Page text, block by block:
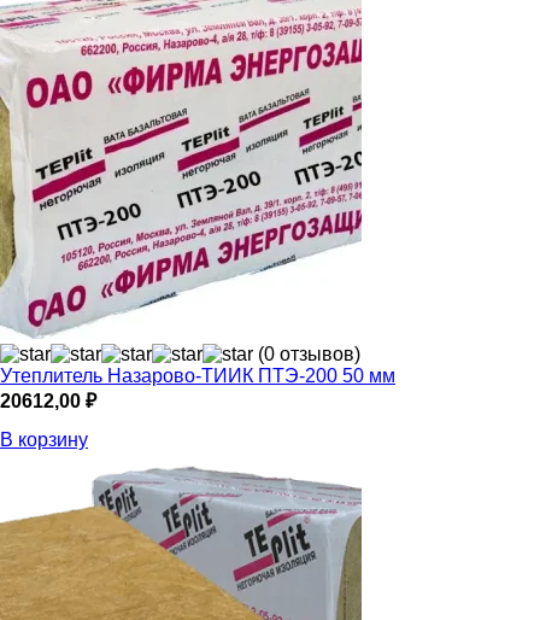
(0 отзывов)
Утеплитель Назарово-ТИИК ПТЭ-200 50 мм
20612,00 ₽
В корзину